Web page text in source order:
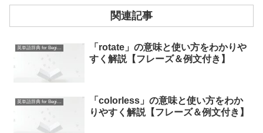
関連記事
英単語辞典 for Beginners
「rotate」の意味と使い方をわかりや
すく解説【フレーズ＆例文付き】
英単語辞典 for Beginners
「colorless」の意味と使い方をわか
りやすく解説【フレーズ＆例文付き】